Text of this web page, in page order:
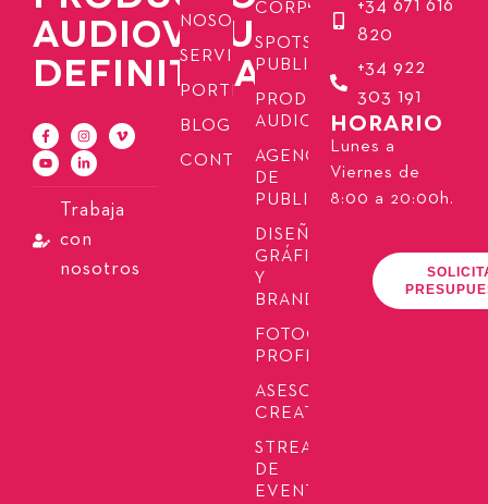
AUDIOVISUAL
DEFINITIVA
Trabaja
con
nosotros
NOSOTROS
SERVICIOS
PORTFOLIO
BLOG
CONTACTO
CORPORATIVOS
SPOTS
PUBLICITARIOS
PRODUCCIÓN
AUDIOVISUAL
AGENCIA
DE
PUBLICIDAD
DISEÑO
GRÁFICO
Y
BRANDING
FOTOGRAFÍA
PROFESIONAL
ASESORÍA
CREATIVA
STREAMING
DE
EVENTOS
+34 671 616
820
+34 922
303 191
HORARIO
Lunes a
Viernes de
8:00 a 20:00h.